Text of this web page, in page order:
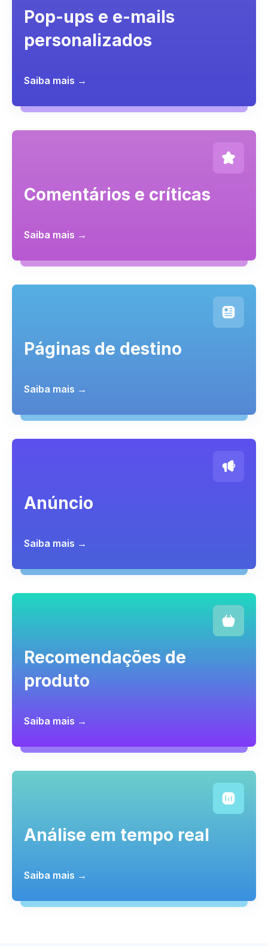
Pop-ups e e-mails
personalizados
Saiba mais →
Comentários e críticas
Saiba mais →
Páginas de destino
Saiba mais →
Anúncio
Saiba mais →
Recomendações de
produto
Saiba mais →
Análise em tempo real
Saiba mais →